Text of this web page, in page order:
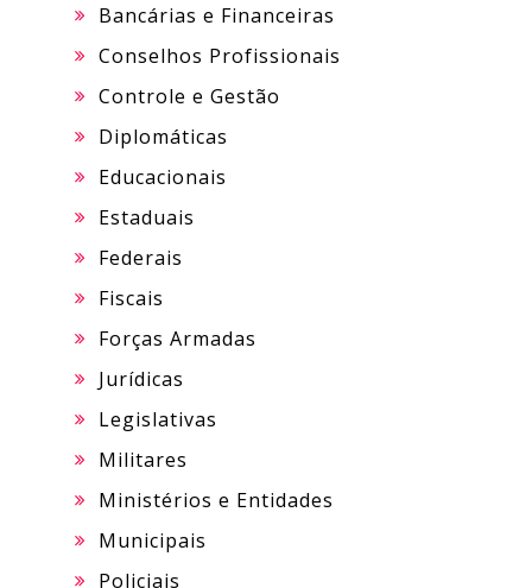
Bancárias e Financeiras
Conselhos Profissionais
Controle e Gestão
Diplomáticas
Educacionais
Estaduais
Federais
Fiscais
Forças Armadas
Jurídicas
Legislativas
Militares
Ministérios e Entidades
Municipais
Policiais